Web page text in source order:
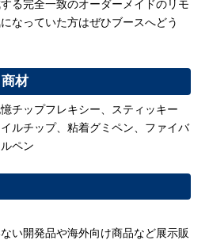
る完全一致のオーダーメイドのリモ
なっていた方はぜひブースへどう
材
チップフレキシー、スティッキー
ルチップ、粘着グミペン、ファイバ
ペン
い開発品や海外向け商品など展示販